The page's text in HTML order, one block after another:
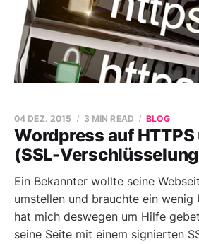
Wordpress auf
(SSL-
04 DEZ. 2015 3 MIN READ BLOG
Ein Bekannter wollte seine
umstellen und brauchte ein wenig
hat mich deswegen um Hilfe
seine Seite mit einem signierten